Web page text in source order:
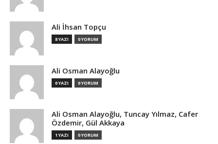
Ali İhsan Topçu
8 YAZI 0 YORUM
Ali Osman Alayoğlu
0 YAZI 0 YORUM
Ali Osman Alayoğlu, Tuncay Yılmaz, Cafer
Özdemir, Gül Akkaya
1 YAZI 0 YORUM